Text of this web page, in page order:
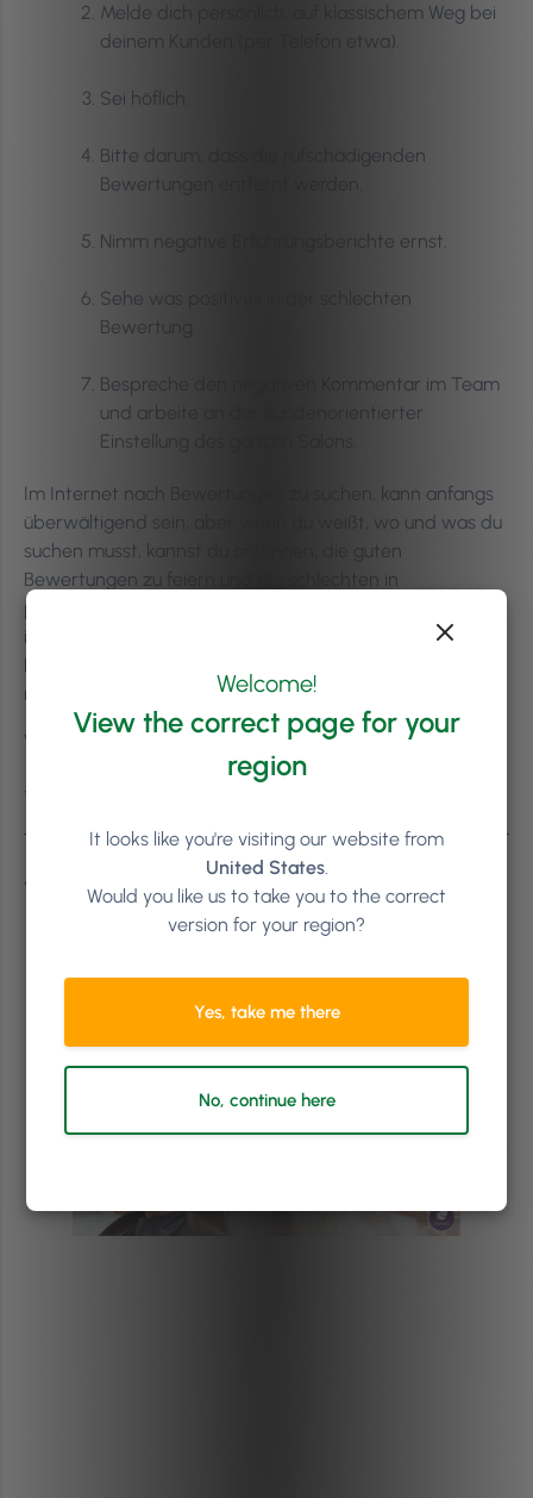
Melde dich persönlich, auf klassischem Weg bei
deinem Kunden (per Telefon etwa).
Sei höflich.
Bitte darum, dass die rufschädigenden
Bewertungen entfernt werden.
Nimm negative Erfahrungsberichte ernst.
Sehe was positives in der schlechten
Bewertung.
Bespreche den negativen Kommentar im Team
und arbeite an der kundenorientierter
Einstellung des ganzen Salons.
Im Internet nach Bewertungen zu suchen, kann anfangs
überwältigend sein, aber wenn du weißt, wo und was du
suchen musst, kannst du anfangen, die guten
Bewertungen zu feiern und die schlechten in
professioneller Art abzuarbeiten und dabei dein
individuelles Markenimage erhalten. Wenn du noch kein
Phorest hast, füll’ doch unten das Formular aus und frage
noch heute nach einer Demo!
Vielen Dank fürs Lesen
#LetsGrow
Aus dem Englischen übersetzt
Welcome!
View the correct page for your
region
It looks like you're visiting our website from
United States.
Would you like us to take you to the correct
version for your region?
Yes, take me there
No, continue here